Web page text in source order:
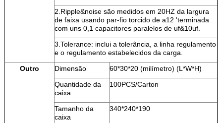
2.Ripple&noise são medidos em 20HZ da largura
de faixa usando par-fio torcido de a12 'terminada
com uns 0,1 capacitores paralelos de uf&10uf.
3.Tolerance: inclui a tolerância, a linha regulamento
e o regulamento estabelecidos da carga.
Outro
Dimensão
60*30*20 (milímetro) (L*W*H)
Quantidade da
caixa
100PCS/Carton
Tamanho da
caixa
340*240*190